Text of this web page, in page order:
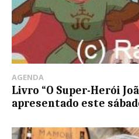
AGENDA
Livro “O Super-Herói
apresentado este